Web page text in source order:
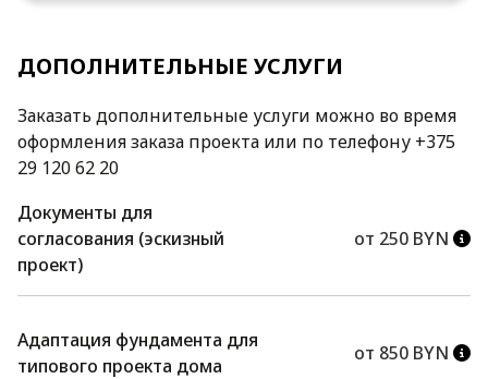
ДОПОЛНИТЕЛЬНЫЕ УСЛУГИ
Заказать дополнительные услуги можно во время
оформления заказа проекта или по телефону +375
29 120 62 20
Документы для
согласования (эскизный
проект)
от 250 BYN
Адаптация фундамента для
типового проекта дома
от 850 BYN